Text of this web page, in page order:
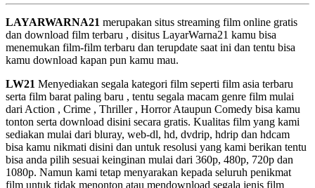
LAYARWARNA21 merupakan situs streaming film online gratis
dan download film terbaru , disitus LayarWarna21 kamu bisa
menemukan film-film terbaru dan terupdate saat ini dan tentu bisa
kamu download kapan pun kamu mau.
LW21 Menyediakan segala kategori film seperti film asia terbaru
serta film barat paling baru , tentu segala macam genre film mulai
dari Action , Crime , Thriller , Horror Ataupun Comedy bisa kamu
tonton serta download disini secara gratis. Kualitas film yang kami
sediakan mulai dari bluray, web-dl, hd, dvdrip, hdrip dan hdcam
bisa kamu nikmati disini dan untuk resolusi yang kami berikan tentu
bisa anda pilih sesuai keinginan mulai dari 360p, 480p, 720p dan
1080p. Namun kami tetap menyarakan kepada seluruh penikmat
film untuk tidak menonton atau mendownload segala jenis film